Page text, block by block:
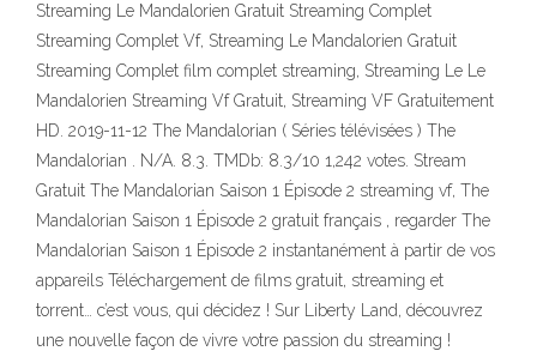
Streaming Le Mandalorien Gratuit Streaming Complet
Streaming Complet Vf, Streaming Le Mandalorien Gratuit
Streaming Complet film complet streaming, Streaming Le Le
Mandalorien Streaming Vf Gratuit, Streaming VF Gratuitement
HD. 2019-11-12 The Mandalorian ( Séries télévisées ) The
Mandalorian . N/A. 8.3. TMDb: 8.3/10 1,242 votes. Stream
Gratuit The Mandalorian Saison 1 Épisode 2 streaming vf, The
Mandalorian Saison 1 Épisode 2 gratuit français , regarder The
Mandalorian Saison 1 Épisode 2 instantanément à partir de vos
appareils Téléchargement de films gratuit, streaming et
torrent… c’est vous, qui décidez ! Sur Liberty Land, découvrez
une nouvelle façon de vivre votre passion du streaming !